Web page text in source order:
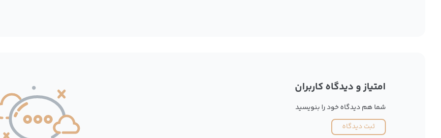
امتیاز و دیدگاه کاربران
شما هم دیدگاه خود را بنویسید
ثبت دیدگاه